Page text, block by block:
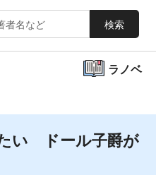
検索
ラノベ
い ドール子爵が